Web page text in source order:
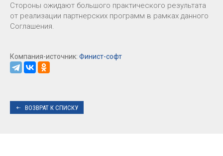
Стороны ожидают большого практического результата
от реализации партнерских программ в рамках данного
Соглашения.
Компания-источник: Финист-софт
ВОЗВРАТ К СПИСКУ